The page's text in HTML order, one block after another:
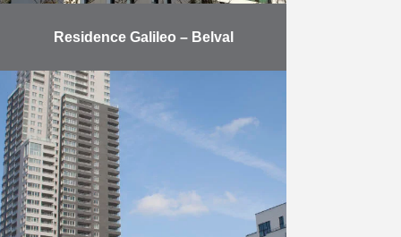
Residence Galileo – Belval
Situé à l’entrée du site de Belval
(Luxembourg-Esch-s/-Alzette),
l’immeuble offre : 128 studios pour
étudiants 8 appartements
communautaires (colocation) 16
studios pour doctorants et
enseignants …